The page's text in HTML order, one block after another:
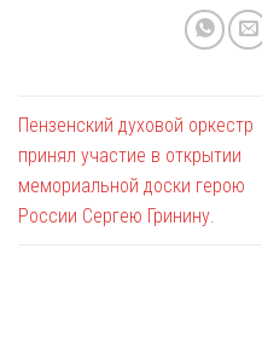
Пензенский духовой оркестр
принял участие в открытии
мемориальной доски герою
России Сергею Гринину.